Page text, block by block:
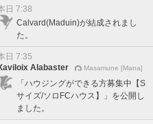
日 7:38
Calvard(Maduin)が結成されまし
た。
日 7:35
Alabaster
Masamune [Mana]
「ハウジングができる方募集中【S
サイズ/ソロFCハウス】」を公開し
ました。